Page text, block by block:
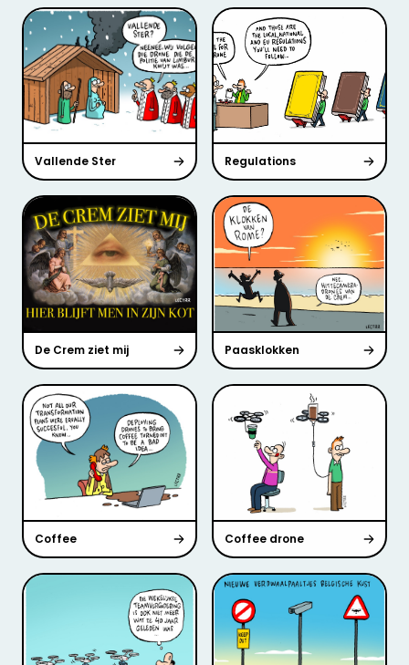
Vallende Ster Regulations
De Crem ziet mij Paasklokken
Coffee Coffee drone